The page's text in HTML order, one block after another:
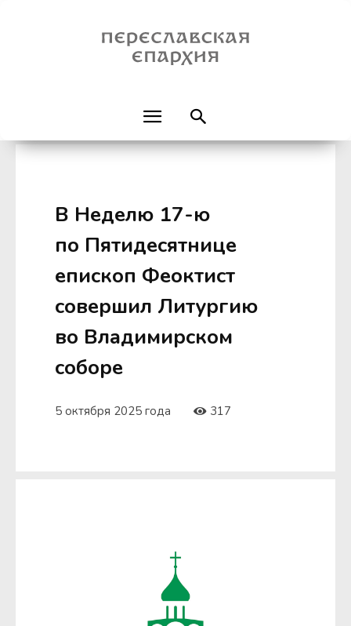
В Неделю 17-ю
по Пятидесятнице
епископ Феоктист
совершил Литургию
во Владимирском
соборе
5 октября 2025 года 317